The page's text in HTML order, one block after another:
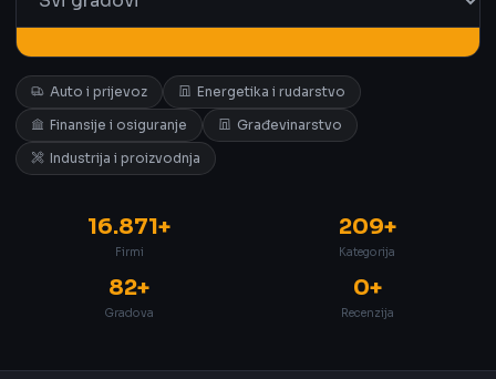
Auto i prijevoz
Energetika i rudarstvo
Finansije i osiguranje
Građevinarstvo
Industrija i proizvodnja
16.871+
Firmi
209+
Kategorija
82+
Gradova
0+
Recenzija